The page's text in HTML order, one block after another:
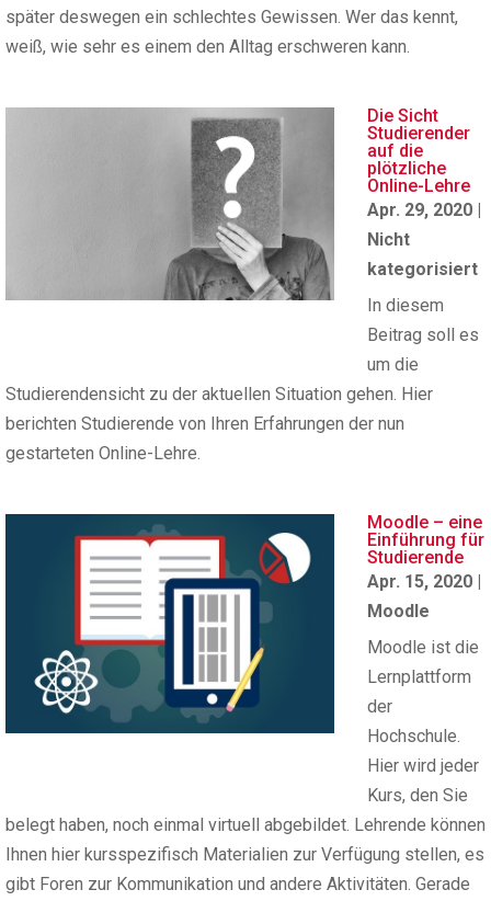
später deswegen ein schlechtes Gewissen. Wer das kennt,
weiß, wie sehr es einem den Alltag erschweren kann.
Die Sicht
Studierender
auf die
plötzliche
Online-Lehre
Apr. 29, 2020 |
Nicht
kategorisiert
In diesem
Beitrag soll es
um die
Studierendensicht zu der aktuellen Situation gehen. Hier
berichten Studierende von Ihren Erfahrungen der nun
gestarteten Online-Lehre.
Moodle – eine
Einführung für
Studierende
Apr. 15, 2020 |
Moodle
Moodle ist die
Lernplattform
der
Hochschule.
Hier wird jeder
Kurs, den Sie
belegt haben, noch einmal virtuell abgebildet. Lehrende können
Ihnen hier kursspezifisch Materialien zur Verfügung stellen, es
gibt Foren zur Kommunikation und andere Aktivitäten. Gerade